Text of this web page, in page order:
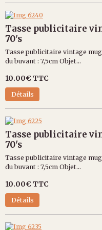
Tasse publicitaire
70's
Tasse publicitaire vintage
du buvant : 7,5cm Objet...
10.00€ TTC
Détails
Tasse publicitaire
70's
Tasse publicitaire vintage
du buvant : 7,5cm Objet...
10.00€ TTC
Détails